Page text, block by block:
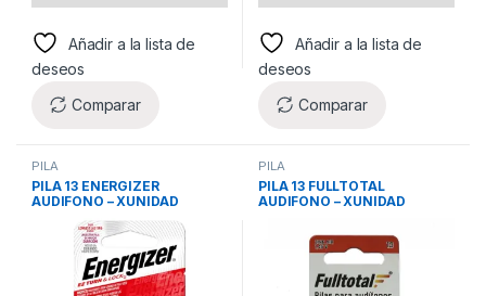
Añadir a la lista de
deseos
Comparar
Añadir a la lista de
deseos
Comparar
PILA
PILA 13 ENERGIZER
AUDIFONO – XUNIDAD
PILA
PILA 13 FULLTOTAL
AUDIFONO – XUNIDAD